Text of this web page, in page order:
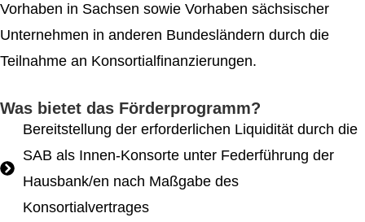
Vorhaben in Sachsen sowie Vorhaben sächsischer
Unternehmen in anderen Bundesländern durch die
Teilnahme an Konsortialfinanzierungen.
Was bietet das Förderprogramm?
Bereitstellung der erforderlichen Liquidität durch die
SAB als Innen-Konsorte unter Federführung der
Hausbank/en nach Maßgabe des
Konsortialvertrages